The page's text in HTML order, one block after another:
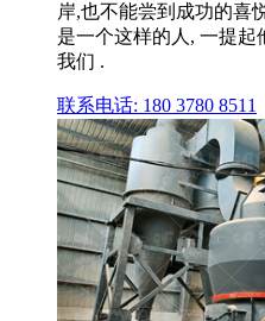
岸,也不能尝到成功的喜
是一个这样的人, 一提起
我们 .
联系电话: 180 3780 8511